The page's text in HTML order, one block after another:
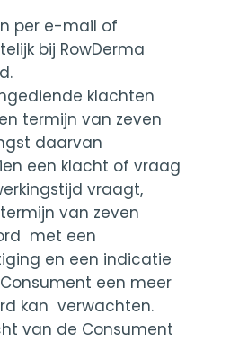
per e-mail of
bij RowDerma
klachten
termijn van zeven
daarvan
een klacht of vraag
vraagt,
van zeven
met een
en een indicatie
een meer
kan verwachten.
van de Consument